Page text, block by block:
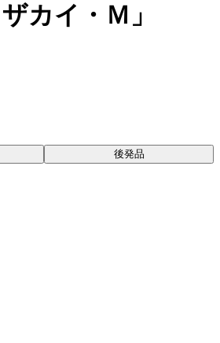
カイ・Ｍ」
後発品